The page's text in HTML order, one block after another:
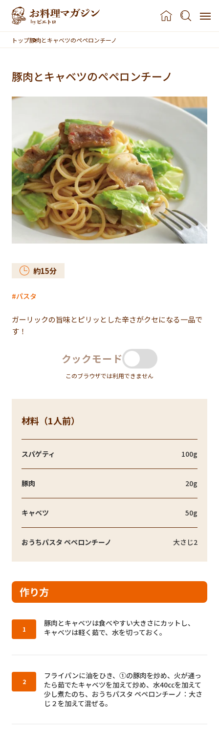
本文へスキップ
トップ豚肉とキャベツのペペロンチーノ
豚肉とキャベツのペペロンチーノ
約15分
パスタ
ガーリックの旨味とピリッとした辛さがクセになる一品で
す！
クックモード
このブラウザでは利用できません
材料（1人前）
スパゲティ 100g
豚肉 20g
キャベツ 50g
おうちパスタ ペペロンチーノ 大さじ2
作り方
作り方1：
豚肉とキャベツは食べやすい大きさにカットし、
キャベツは軽く茹で、水を切っておく。
作り方2：
フライパンに油をひき、①の豚肉を炒め、火が通っ
たら茹でたキャベツを加えて炒め、水40㏄を加えて
少し煮たのち、おうちパスタ ペペロンチーノ：大さ
じ２を加えて混ぜる。